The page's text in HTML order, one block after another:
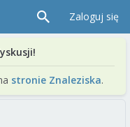
Zaloguj się
stronie Znaleziska.